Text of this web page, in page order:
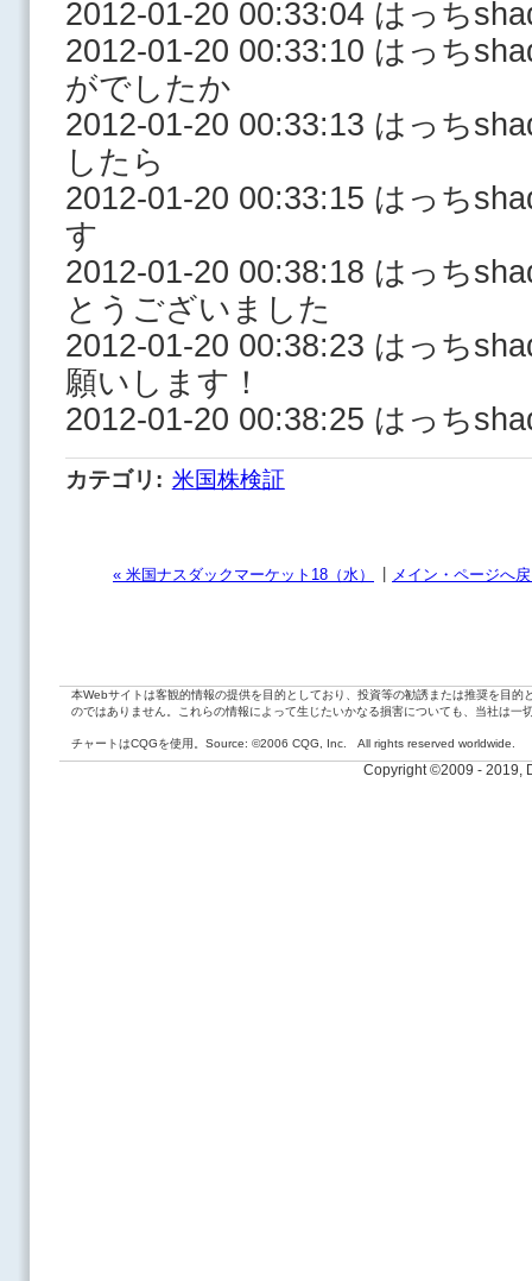
2012-01-20 00:33:04 はっち
2012-01-20 00:33:10 はっち
がでしたか
2012-01-20 00:33:13 はっち
したら
2012-01-20 00:33:15 はっち
す
2012-01-20 00:38:18 はっち
とうございました
2012-01-20 00:38:23 はっち
願いします！
2012-01-20 00:38:25 はっち
カテゴリ : 米国株検証
« 米国ナスダックマーケット18（水） メイン・ページへ
本Webサイトは客観的情報の提供を目的としており、投資等の勧誘または推奨を目
のではありません。これらの情報によって生じたいかなる損害についても、当社は一
チャートはCQGを使用。Source: ©2006 CQG, Inc. All rights reserved worldwide.
Copyright ©2009 - 2019,